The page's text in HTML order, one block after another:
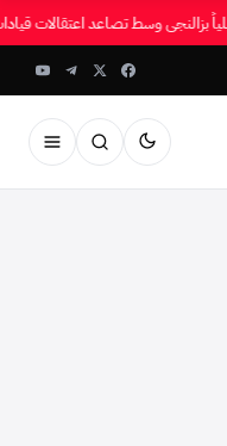
بزالنجي وسط تصاعد اعتقالات